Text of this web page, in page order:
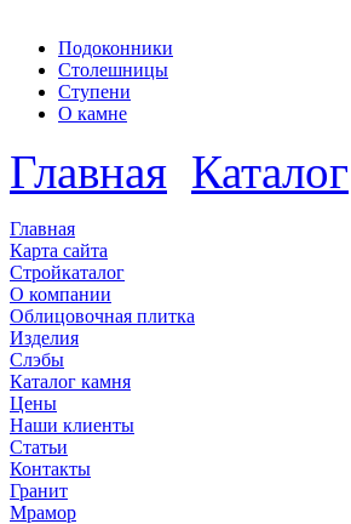
Подоконники
Столешницы
Ступени
О камне
Главная Каталог
Главная
Карта сайта
Стройкаталог
О компании
Облицовочная плитка
Изделия
Слэбы
Каталог камня
Цены
Наши клиенты
Статьи
Контакты
Гранит
Мрамор